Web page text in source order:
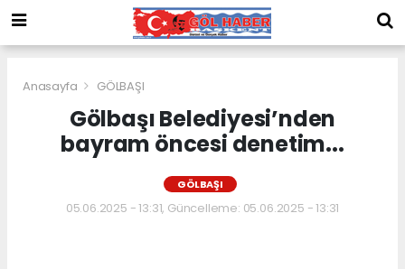
Anasayfa GÖLBAŞI
Gölbaşı Belediyesi’nden
bayram öncesi denetim...
GÖLBAŞI
05.06.2025 - 13:31, Güncelleme: 05.06.2025 - 13:31